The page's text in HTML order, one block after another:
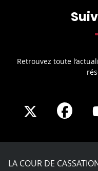
Retrouvez toute
Share
X
Share
LA COUR DE